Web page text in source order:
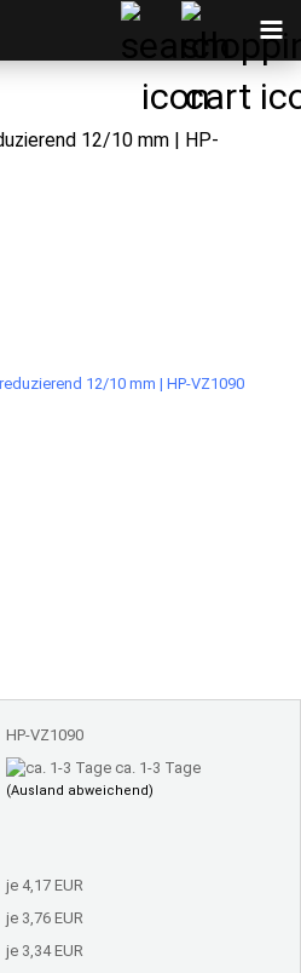
12/10 mm | HP-
HP-VZ1090
ca. 1-3 Tage
(Ausland abweichend)
je 4,17 EUR
je 3,76 EUR
je 3,34 EUR